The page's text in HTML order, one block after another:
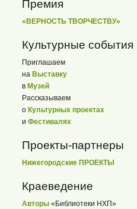
Премия
«ВЕРНОСТЬ ТВОРЧЕСТВУ»
Культурные события
Приглашаем
на Выставку
в Музей
Рассказываем
о Культурных проектах
и Фестивалях
Проекты-партнеры
Нижегородские ПРОЕКТЫ
Краеведение
Авторы «Библиотеки НХП»